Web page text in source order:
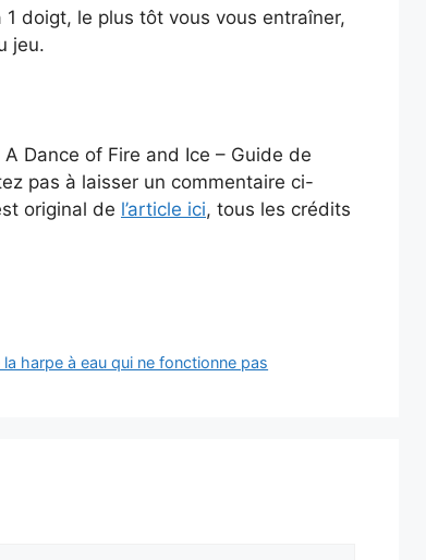
doigt, le plus tôt vous vous entraîner,
jeu.
Dance of Fire and Ice – Guide de
pas à laisser un commentaire ci-
original de l’article ici, tous les crédits
harpe à eau qui ne fonctionne pas